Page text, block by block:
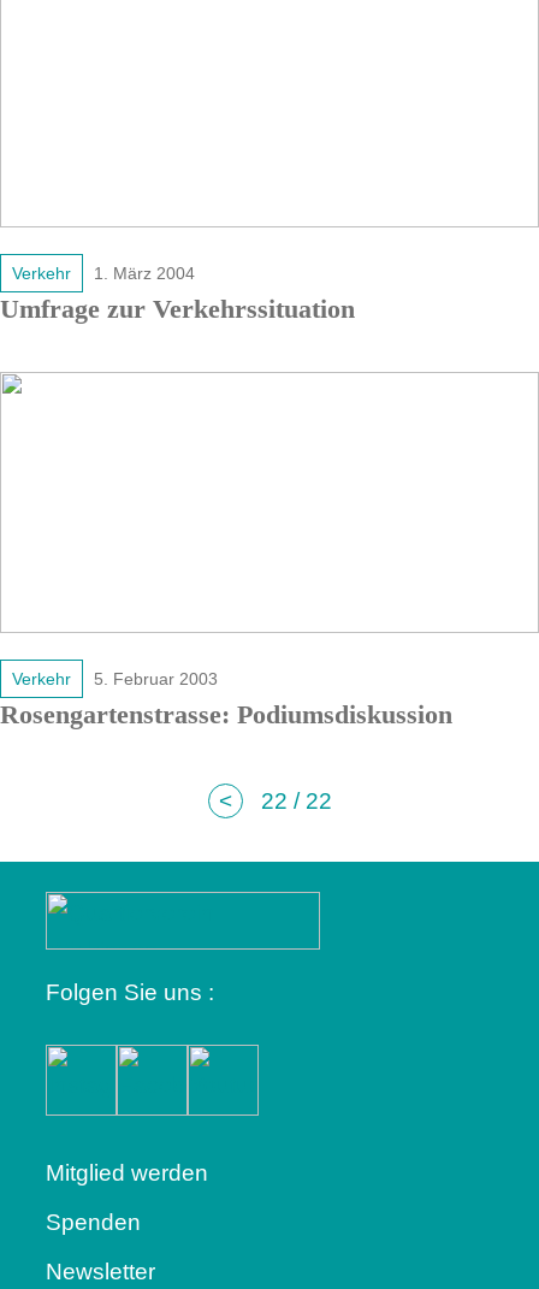
Verkehr 1. März 2004
Umfrage zur Verkehrssituation
Verkehr 5. Februar 2003
Rosengartenstrasse: Podiumsdiskussion
< 22 22
Folgen Sie uns :
Mitglied werden
Spenden
Newsletter